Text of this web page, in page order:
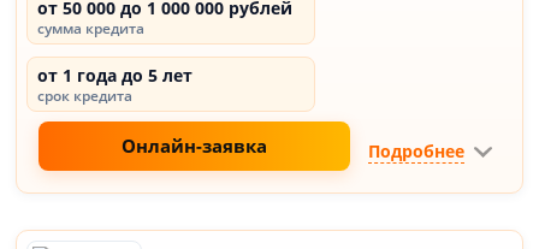
от 50 000 до 1 000 000 рублей
сумма кредита
от 1 года до 5 лет
срок кредита
Онлайн-заявка Подробнее